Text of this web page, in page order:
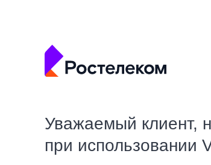
Уважаемый клиент,
при использовании